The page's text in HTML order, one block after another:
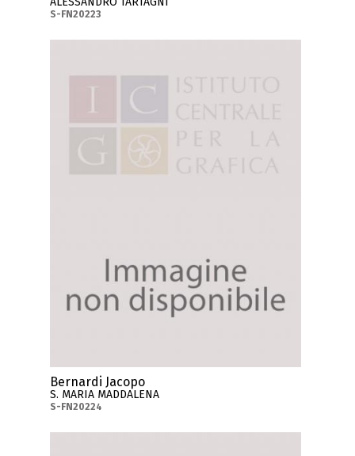
S-FN20223
Bernardi Jacopo
S. MARIA MADDALENA
S-FN20224